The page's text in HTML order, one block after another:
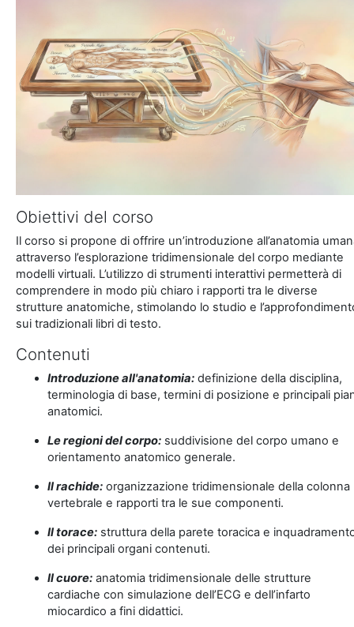
Obiettivi del corso
Il corso si propone di offrire un’introduzione all’anatomia
attraverso l’esplorazione tridimensionale del corpo mediante
modelli virtuali. L’utilizzo di strumenti interattivi permetterà di
comprendere in modo più chiaro i rapporti tra le diverse
strutture anatomiche, stimolando lo studio e
sui tradizionali libri di testo.
Contenuti
Introduzione all'anatomia: definizione della disciplina,
terminologia di base, termini di posizione e principali
anatomici.
Le regioni del corpo: suddivisione del corpo umano e
orientamento anatomico generale.
Il rachide: organizzazione tridimensionale della colonna
vertebrale e rapporti tra le sue componenti.
Il torace: struttura della parete toracica e
dei principali organi contenuti.
Il cuore: anatomia tridimensionale delle strutture
cardiache con simulazione dell’ECG e dell’infarto
miocardico a fini didattici.